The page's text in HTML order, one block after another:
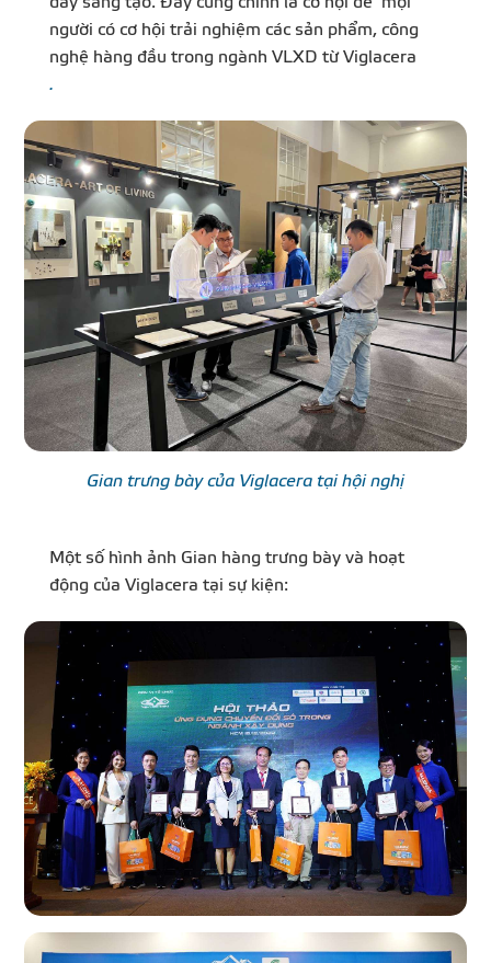
người có cơ hội trải nghiệm các sản phẩm, công
nghệ hàng đầu trong ngành VLXD từ Viglacera
.
Gian trưng bày của Viglacera tại hội nghị
Một số hình ảnh Gian hàng trưng bày và hoạt
động của Viglacera tại sự kiện: